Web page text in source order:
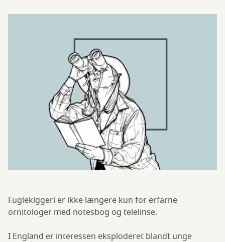
Fuglekiggeri er ikke længere kun for erfarne
ornitologer med notesbog og telelinse.
I England er interessen eksploderet blandt unge